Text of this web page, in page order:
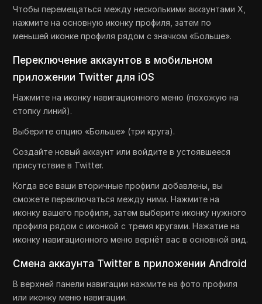
Чтобы перемещаться между несколькими аккаунтами X,
нажмите на основную иконку профиля, затем по
меньшей иконке профиля рядом с значком «Больше».
Переключение аккаунтов в мобильном
приложении Twitter для iOS
Нажмите на иконку навигационного меню (похожую на
стопку линий).
Выберите опцию «Больше» (три круга).
Создайте новый аккаунт или войдите в устоявшееся
присутствие в Twitter.
Когда все ваши вторичные профили добавлены, вы
сможете переключаться между ними. Нажмите на
иконку вашего профиля, затем выберите иконку нужного
профиля рядом с иконкой с тремя кругами. Нажатие на
иконку навигационного меню вернёт вас в основной вид.
Смена аккаунта Twitter в приложении Android
В верхней панели навигации нажмите на фото профиля
или иконку меню навигации.